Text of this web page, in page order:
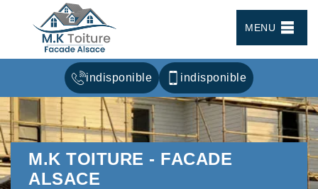
MENU
indisponible indisponible
M.K TOITURE - FACADE
ALSACE